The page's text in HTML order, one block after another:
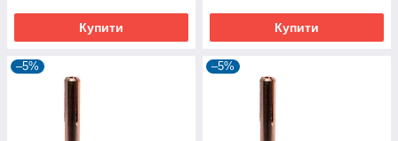
Купити Купити
–5% –5%